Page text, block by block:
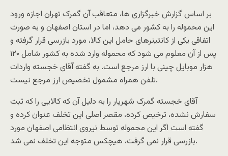
بر اساس گزارش خبرگزاری ها، متعاقب آن گمرک تهران اجازه ورود
این محموله را به کشور می دهد، اما در استان اصفهان و به صورت
اتفاقی یکی از کانتینرهای حامل این کالا، مورد بازرسی قرار گرفته و
پس از آن معلوم می شود که محموله وارد شده به کشور شامل ۱۲۰
هزار موبایل چینی با ارز مرجع است. به گفته آقای خجسته واردات
تلفن همراه مشمول تخصیص ارز مرجع نیست.
آقای خجسته گمرک شهریار را به دلیل آن که کالایی را که ثبت
سفارش نشده، ترخیص کرده، مقصر اصلی این تخلف عنوان کرده و
گفته است اگر این محموله توسط نیروی انتظامی اصفهان مورد
بازرسی قرار نمی گرفت، هیچکس متوجه این تخلف نمی شد.